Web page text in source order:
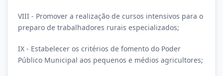
VIII - Promover a realização de cursos intensivos para o
preparo de trabalhadores rurais especializados;
IX - Estabelecer os critérios de fomento do Poder
Público Municipal aos pequenos e médios agricultores;